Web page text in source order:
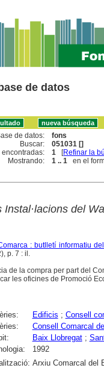
de datos
de datos:
fons
Buscar:
051031 []
1 [Refinar la
Mostrando:
1 .. 1 en el
Instal·lacions del
: butlletí informatiu
p. 7 : il.
de la compra per part del
les oficines de Promoció
Edificis ; Consell
Consell Comarcal
Baix Llobregat;
1992
Arxiu Comarcal del